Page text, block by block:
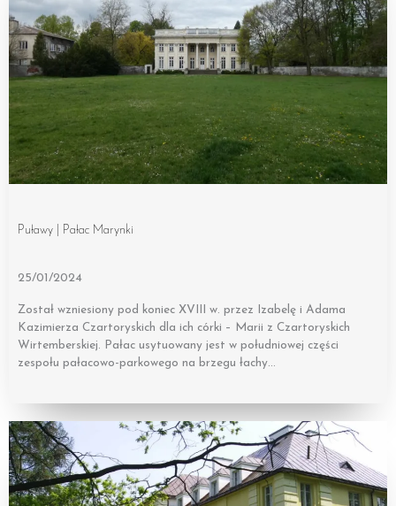
Puławy | Pałac Marynki
25/01/2024
Został wzniesiony pod koniec XVIII w. przez Izabelę i Adama
Kazimierza Czartoryskich dla ich córki – Marii z Czartoryskich
Wirtemberskiej. Pałac usytuowany jest w południowej części
zespołu pałacowo-parkowego na brzegu łachy…